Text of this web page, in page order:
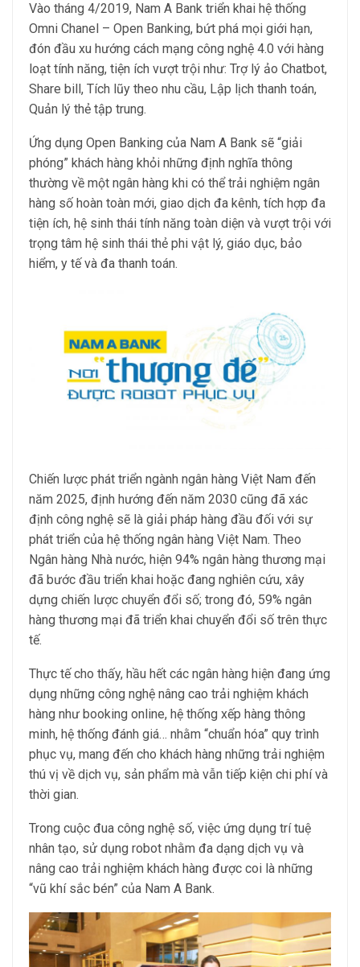
Vào tháng 4/2019, Nam A Bank triển khai hệ thống
Omni Chanel – Open Banking, bứt phá mọi giới hạn,
đón đầu xu hướng cách mạng công nghệ 4.0 với hàng
loạt tính năng, tiện ích vượt trội như: Trợ lý ảo Chatbot,
Share bill, Tích lũy theo nhu cầu, Lập lịch thanh toán,
Quản lý thẻ tập trung.
Ứng dụng Open Banking của Nam A Bank sẽ “giải
phóng” khách hàng khỏi những định nghĩa thông
thường về một ngân hàng khi có thể trải nghiệm ngân
hàng số hoàn toàn mới, giao dịch đa kênh, tích hợp đa
tiện ích, hệ sinh thái tính năng toàn diện và vượt trội với
trọng tâm hệ sinh thái thẻ phi vật lý, giáo dục, bảo
hiểm, y tế và đa thanh toán.
Chiến lược phát triển ngành ngân hàng Việt Nam đến
năm 2025, định hướng đến năm 2030 cũng đã xác
định công nghệ sẽ là giải pháp hàng đầu đối với sự
phát triển của hệ thống ngân hàng Việt Nam. Theo
Ngân hàng Nhà nước, hiện 94% ngân hàng thương mại
đã bước đầu triển khai hoặc đang nghiên cứu, xây
dựng chiến lược chuyển đổi số; trong đó, 59% ngân
hàng thương mại đã triển khai chuyển đổi số trên thực
tế.
Thực tế cho thấy, hầu hết các ngân hàng hiện đang ứng
dụng những công nghệ nâng cao trải nghiệm khách
hàng như booking online, hệ thống xếp hàng thông
minh, hệ thống đánh giá… nhằm “chuẩn hóa” quy trình
phục vụ, mang đến cho khách hàng những trải nghiệm
thú vị về dịch vụ, sản phẩm mà vẫn tiếp kiện chi phí và
thời gian.
Trong cuộc đua công nghệ số, việc ứng dụng trí tuệ
nhân tạo, sử dụng robot nhằm đa dạng dịch vụ và
nâng cao trải nghiệm khách hàng được coi là những
“vũ khí sắc bén” của Nam A Bank.